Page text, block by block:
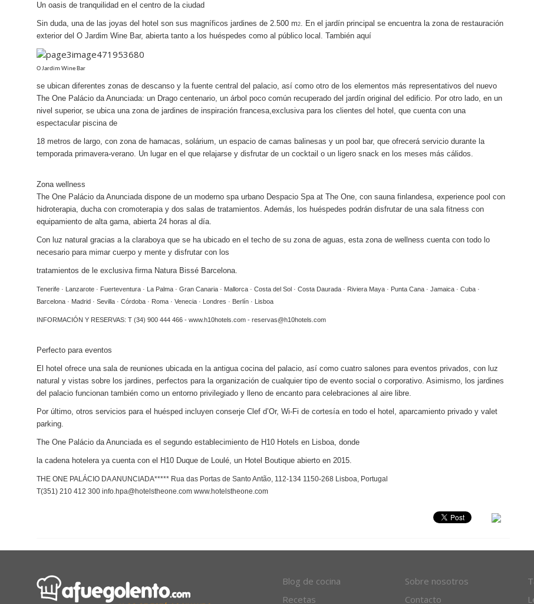
Un oasis de tranquilidad en el centro de la ciudad
Sin duda, una de las joyas del hotel son sus magníficos jardines de 2.500 m2. En el jardín principal se encuentra la zona de restauración
exterior del O Jardim Wine Bar, abierta tanto a los huéspedes como al público local . También aquí
O Jardim Wine Bar
se ubican diferentes zonas de descanso y la fuente central del palacio así como otro de los elementos más representativos del nuevo
The One Palácio da Anunciada: un Drago centenario, un árbol poco común recuperado del jardín original del edificio. Por otro lado, en un
nivel superior, se ubica una zona de jardines de inspiración francesa, exclusiva para los clientes del hotel, que cuenta con una
espectacular piscina de
18 metros de largo, con zona de hamacas, solárium, un espacio de camas balinesas y un pool bar, que ofrecerá servicio durante la
temporada primavera-verano. Un lugar en el que relajarse y disfrutar de un cocktail o un ligero snack en los meses más cálidos.
Zona wellness
The One Palácio da Anunciada dispone de un moderno spa urbano Despacio Spa at The One , con sauna finlandesa, experience pool con
hidroterapia, ducha con cromoterapia y dos salas de tratamientos. Además, los huéspedes podrán disfrutar de una sala fitness con
equipamiento de alta gama, abierta 24 horas al día.
Con luz natural gracias a la claraboya que se ha ubicado en el techo de su zona de aguas, esta zona de wellness cuenta con todo lo
necesario para mimar cuerpo y mente y disfrutar con los
tratamientos de le exclusiva firma Natura Bissé Barcelona.
Tenerife · Lanzarote · Fuerteventura · La Palma · Gran Canaria · Mallorca · Costa del Sol · Costa Daurada · Riviera Maya · Punta Cana · Jamaica · Cuba ·
Barcelona · Madrid · Sevilla · Córdoba · Roma · Venecia · Londres · Berlín · Lisboa
INFORMACIÓN Y RESERVAS: T (34) 900 444 466 - www.h10hotels.com - reservas@h10hotels.com
Perfecto para eventos
El hotel ofrece una sala de reuniones ubicada en la antigua cocina del palacio, así como cuatro salones para eventos privados, con luz
natural y vistas sobre los jardines, perfectos para la organización de cualquier tipo de evento social o corporativo. Asimismo, los jardines
del palacio funcionan también como un entorno privilegiado y lleno de encanto para celebraciones al aire libre.
Por último, otros servicios para el huésped incluyen conserje Clef d’Or, Wi-Fi de cortesía en todo el hotel, aparcamiento privado y valet
parking.
The One Palácio da Anunciada es el segundo establecimiento de H10 Hotels en Lisboa, donde
la cadena hotelera ya cuenta con el H10 Duque de Loulé, un Hotel Boutique abierto en 2015.
THE ONE PALÁCIO DA ANUNCIADA***** Rua das Portas de Santo Antão, 112-134 1150-268 Lisboa, Portugal
T(351) 210 412 300 info.hpa@hotelstheone.com www.hotelstheone.com
Blog de cocina
Recetas
Sobre nosotros
Contacto